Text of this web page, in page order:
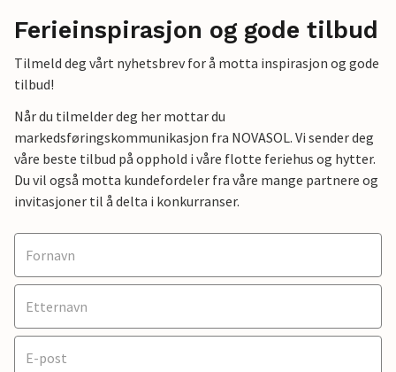
Ferieinspirasjon og gode tilbud
Tilmeld deg vårt nyhetsbrev for å motta inspirasjon og gode
tilbud!
Når du tilmelder deg her mottar du
markedsføringskommunikasjon fra NOVASOL. Vi sender deg
våre beste tilbud på opphold i våre flotte feriehus og hytter.
Du vil også motta kundefordeler fra våre mange partnere og
invitasjoner til å delta i konkurranser.